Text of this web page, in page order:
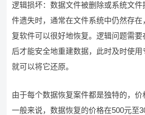
逻辑损坏：数据文件被删除或系统文
件遗失时，通常在文件系统中仍然存
复软件可以很好地恢复。逻辑问题需
后才能安全地重建数据，此时及时使
就可以将它还原。
由于每个数据恢复案件都是独特的，价
一般来说，数据恢复的价格在500元至